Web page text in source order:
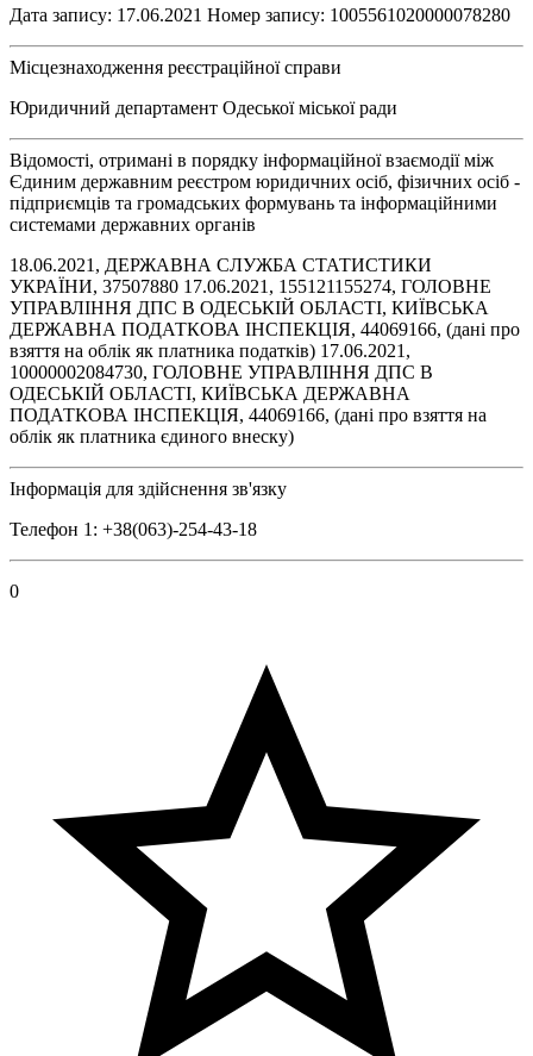
Дата запису: 17.06.2021 Номер запису: 1005561020000078280
Місцезнаходження реєстраційної справи
Юридичний департамент Одеської міської ради
Відомості, отримані в порядку інформаційної взаємодії між
Єдиним державним реєстром юридичних осіб, фізичних осіб -
підприємців та громадських формувань та інформаційними
системами державних органів
18.06.2021, ДЕРЖАВНА СЛУЖБА СТАТИСТИКИ
УКРАЇНИ, 37507880 17.06.2021, 155121155274, ГОЛОВНЕ
УПРАВЛІННЯ ДПС В ОДЕСЬКІЙ ОБЛАСТІ, КИЇВСЬКА
ДЕРЖАВНА ПОДАТКОВА ІНСПЕКЦІЯ, 44069166, (дані про
взяття на облік як платника податків) 17.06.2021,
10000002084730, ГОЛОВНЕ УПРАВЛІННЯ ДПС В
ОДЕСЬКІЙ ОБЛАСТІ, КИЇВСЬКА ДЕРЖАВНА
ПОДАТКОВА ІНСПЕКЦІЯ, 44069166, (дані про взяття на
облік як платника єдиного внеску)
Інформація для здійснення зв'язку
Телефон 1: +38(063)-254-43-18
0